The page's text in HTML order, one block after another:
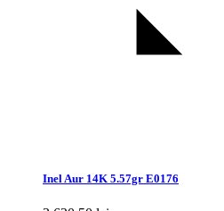
Inel Aur 14K 5.57gr E0176